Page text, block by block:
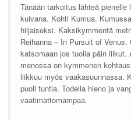
Tänään tarkoitus lähteä
kuivana. Kohti Kumua.
hiljaiseksi. Kaksikymmentä
Reihanna – In Pursuit of
katsomaan jos tuolla päin
menossa on kymmenen
liikkuu myös vaakasuunnassa.
puoli tuntia. Todella hieno ja
vaatimattomampaa.